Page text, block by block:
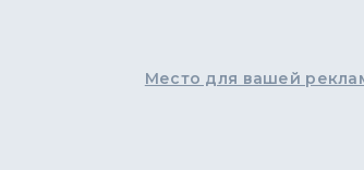
Место для вашей